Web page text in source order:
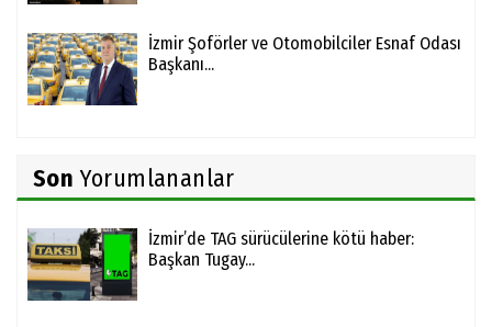
İzmir Şoförler ve Otomobilciler Esnaf Odası
Başkanı...
Son Yorumlananlar
İzmir’de TAG sürücülerine kötü haber:
Başkan Tugay...